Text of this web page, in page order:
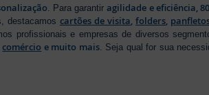
. Para garantiragilidade e eficiência,
destacamos cartões de visita,folders,
profissionais e empresas de diversos
comércio e muito mais. Seja qual for sua